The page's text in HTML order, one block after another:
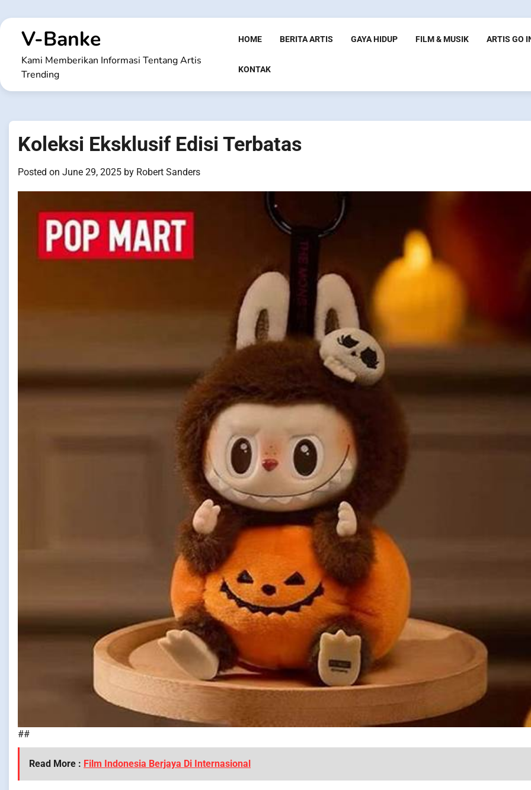
to
contentV-Banke
Kami Memberikan Informasi Tentang Artis
Trending
HOME BERITA ARTIS GAYA HIDUP FILM & MUSIK ARTIS GO
KONTAK
Koleksi Eksklusif Edisi Terbatas
Posted on June 29, 2025 by Robert Sanders
##
Read More : Film Indonesia Berjaya Di Internasional